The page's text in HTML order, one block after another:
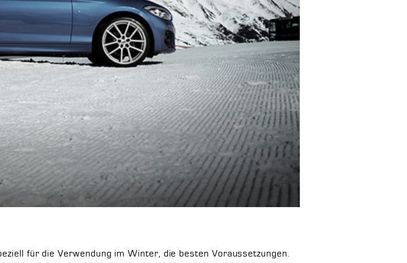
für die Verwendung im Winter, die besten Voraussetzungen.